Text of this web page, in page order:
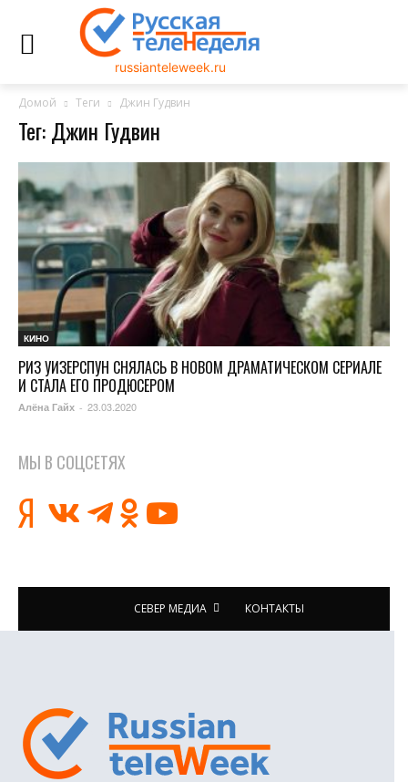
russianteleweek.ru
Домой Теги Джин Гудвин
Тег: Джин Гудвин
КИНО
РИЗ УИЗЕРСПУН СНЯЛАСЬ В НОВОМ ДРАМАТИЧЕСКОМ СЕРИАЛЕ
И СТАЛА ЕГО ПРОДЮСЕРОМ
Алёна Гайх - 23.03.2020
МЫ В СОЦСЕТЯХ
СЕВЕР МЕДИА КОНТАКТЫ